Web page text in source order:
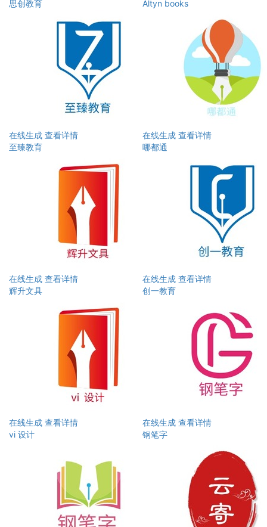
思创教育 Altyn books
在线生成 查看详情
至臻教育
在线生成 查看详情
哪都通
在线生成 查看详情
辉升文具
在线生成 查看详情
创一教育
在线生成 查看详情
vi 设计
在线生成 查看详情
钢笔字